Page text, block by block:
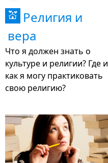
💒
Религия и
вера
Что я должен знать о
культуре и религии? Где и
как я могу практиковать
свою религию?